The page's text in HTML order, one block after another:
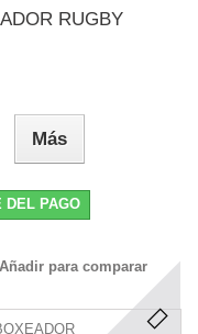
RUGBY
Más
DEL PAGO
Añadir para comparar